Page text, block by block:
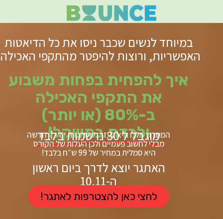
לנשים שכבר ניסו את כל הדיאטות
ורוצות להיפטר מהתקפי האכילה:
איך להפחית בפחות משבוע
את התקפי האכילה
ולרדת במשקל!
מוגבל ל 30 נרשמות בלבד
המטרה שלנו היא לעזור לך לצאת לדרך חדשה
מבלי לחשוב פעמיים ולכן העלות של הקורס
היא סמלית במחיר של 99 ש״ח בלבד!
האתגר יוצא לדרך ביום ראשון
ה-10.11
לחצי כאן להצטרפות לאתגר!